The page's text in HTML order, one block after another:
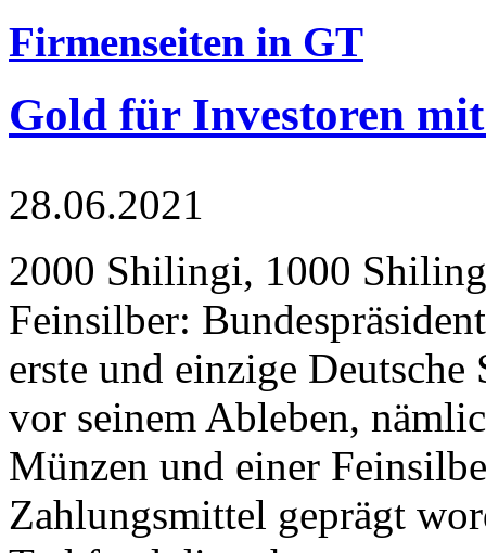
Firmenseiten in GT
Gold für Investoren
28.06.2021
2000 Shilingi, 1000
Feinsilber:
erste und einzige Deutsche
vor seinem Ableben,
Münzen und einer
Zahlungsmittel geprägt